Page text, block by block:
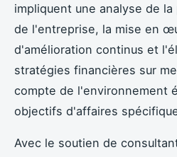
impliquent une analyse de
de l'entreprise, la mise en
d'amélioration continus et
stratégies financières sur
compte de l'environnement
objectifs d'affaires
Avec le soutien de